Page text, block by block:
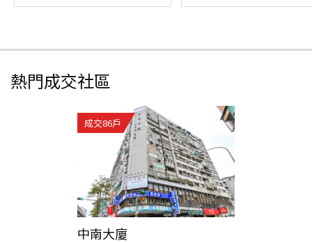
熱門成交社區
成交86戶
中南大廈